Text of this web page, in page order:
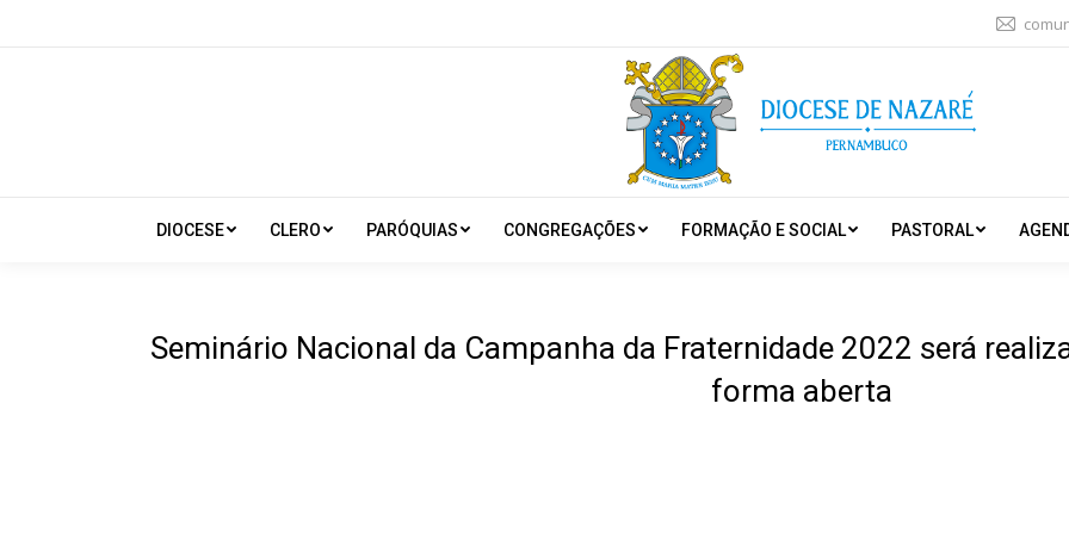
DIOCESE CLERO PARÓQUIAS CONGREGAÇÕES FORMAÇÃO E SOCIAL PASTORAL
Seminário Nacional da Campanha da Fraternidade 2022 será
forma aberta